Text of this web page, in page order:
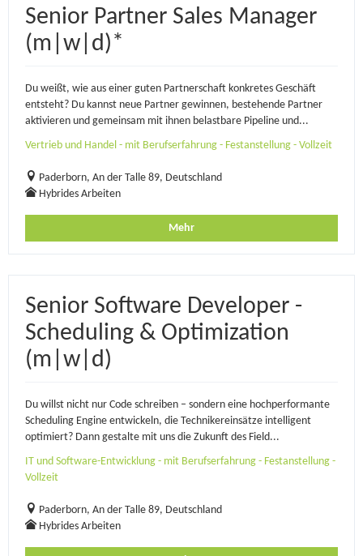
Senior Partner Sales Manager
(m|w|d)*
Du weißt, wie aus einer guten Partnerschaft konkretes Geschäft
entsteht? Du kannst neue Partner gewinnen, bestehende Partner
aktivieren und gemeinsam mit ihnen belastbare Pipeline und...
Vertrieb und Handel - mit Berufserfahrung - Festanstellung - Vollzeit
Paderborn, An der Talle 89, Deutschland
Hybrides Arbeiten
Mehr
Senior Software Developer -
Scheduling & Optimization
(m|w|d)
Du willst nicht nur Code schreiben – sondern eine hochperformante
Scheduling Engine entwickeln, die Technikereinsätze intelligent
optimiert? Dann gestalte mit uns die Zukunft des Field...
IT und Software-Entwicklung - mit Berufserfahrung - Festanstellung -
Vollzeit
Paderborn, An der Talle 89, Deutschland
Hybrides Arbeiten